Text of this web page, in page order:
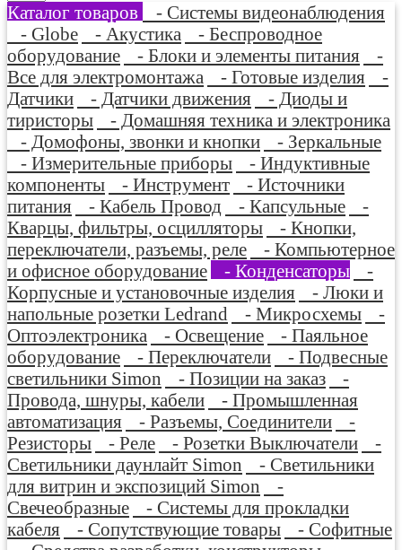
Каталог товаров
- Системы видеонаблюдения
- Globe
- Акустика
- Беспроводное
оборудование
- Блоки и элементы питания
-
Все для электромонтажа
- Готовые изделия
-
Датчики
- Датчики движения
- Диоды и
тиристоры
- Домашняя техника и электроника
- Домофоны, звонки и кнопки
- Зеркальные
- Измерительные приборы
- Индуктивные
компоненты
- Инструмент
- Источники
питания
- Кабель Провод - Капсульные
-
Кварцы, фильтры, осцилляторы
- Кнопки,
переключатели, разъемы, реле
- Компьютерное
и офисное оборудование
- Конденсаторы
-
Корпусные и установочные изделия
- Люки и
напольные розетки Ledrand
- Микросхемы
-
Оптоэлектроника
- Освещение
- Паяльное
оборудование
- Переключатели
- Подвесные
светильники Simon
- Позиции на заказ
-
Провода, шнуры, кабели
- Промышленная
автоматизация
- Разъемы, Соединители
-
Резисторы
- Реле - Розетки Выключатели
-
Светильники даунлайт Simon
- Светильники
для витрин и экспозиций Simon
-
Свечеобразные
- Системы для прокладки
кабеля
- Сопутствующие товары
- Софитные